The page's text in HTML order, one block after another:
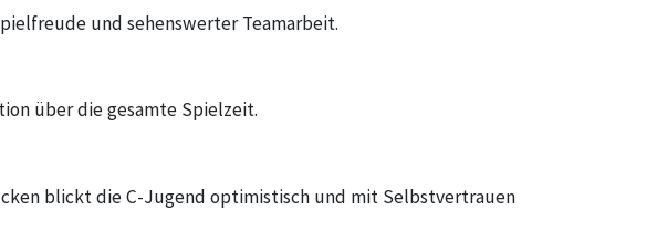
und sehenswerter Teamarbeit.
über die gesamte Spielzeit.
blickt die C-Jugend optimistisch und mit Selbstvertrauen